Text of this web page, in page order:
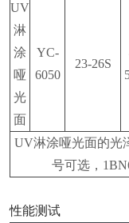
UV
淋
涂
哑
光
面
YC-
6050
23-26S
UV淋涂哑光面的光
号可选，
性能测试